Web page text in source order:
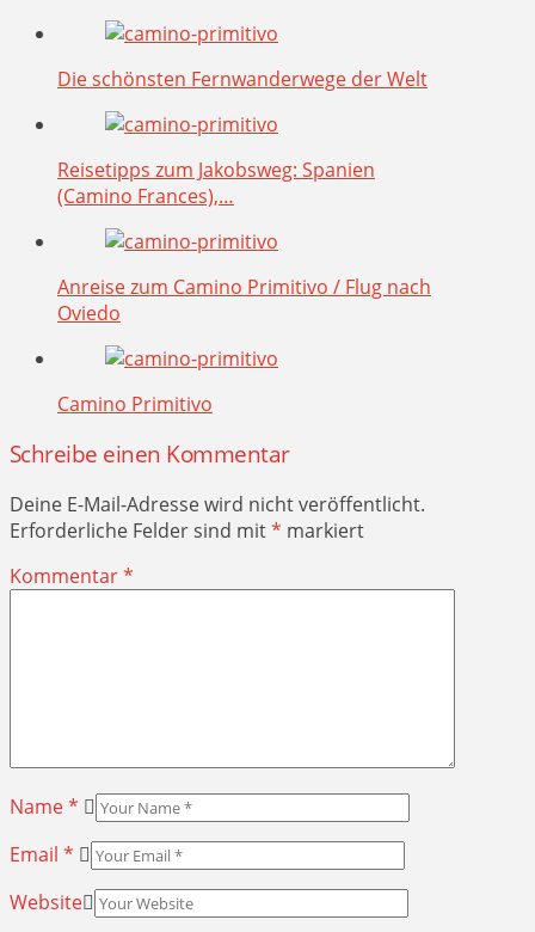
Die schönsten Fernwanderwege der Welt
Reisetipps zum Jakobsweg: Spanien
(Camino Frances),…
Anreise zum Camino Primitivo / Flug nach
Oviedo
Camino Primitivo
Schreibe einen Kommentar
Deine E-Mail-Adresse wird nicht veröffentlicht.
Erforderliche Felder sind mit* markiert
Kommentar*
Name*
Email *
Website